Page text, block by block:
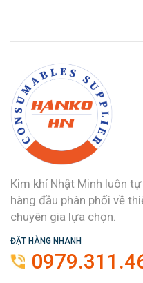
Kim khí Nhật Minh luôn
hàng đầu phân phối về
chuyên gia lựa chọn.
ĐẶT HÀNG NHANH